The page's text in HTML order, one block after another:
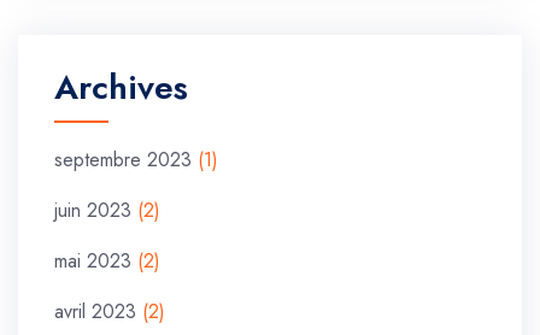
Archives
septembre 2023 (1)
juin 2023 (2)
mai 2023 (2)
avril 2023 (2)